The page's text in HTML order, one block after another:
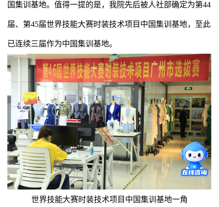
国集训基地。值得一提的是，我院先后被人社部确定为第44
届、第45届世界技能大赛时装技术项目中国集训基地，至此
已连续三届作为中国集训基地。
世界技能大赛时装技术项目中国集训基地一角